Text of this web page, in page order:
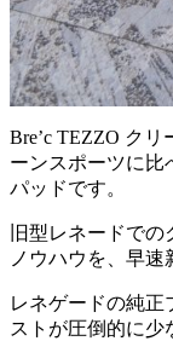
Bre’c TEZZO ク
ーンスポーツに比
パッドです。
旧型レネードで
ノウハウを、早速
レネゲードの純正
ストが圧倒的に少